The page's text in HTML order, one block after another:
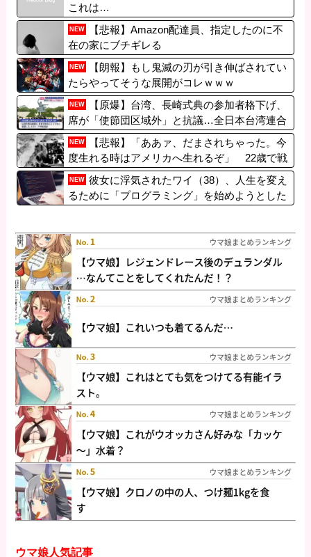
これは…
NEW
【悲報】Amazon配達員、指定したのに不
在の家にブチギレる
NEW
【朗報】もし鬼滅の刃が引き伸ばされてい
たらやってそうな展開がコレｗｗｗ
NEW
【原爆】台湾、長崎式典の参加者格下げ、
席が「使節団区域外」と抗議…全日本台湾連合
会が長崎市長宛てに「断固抗議」の声明文
NEW
【悲報】「ああァ、だまされちゃった。今
度生れる時はアメリカへ生れるぞ」 22歳で戦
死した特攻隊員が出撃前の日記に残した“本音”
NEW 彼女に浮気されたワイ（38）、人生を変え
るために「プログラミング」を始めようとした
ウマ娘人気記事